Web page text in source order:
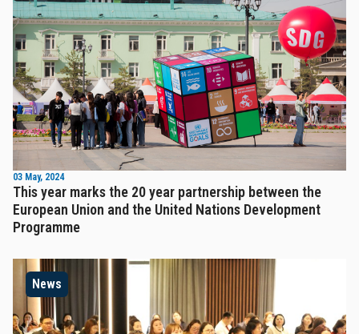
03 May, 2024
This year marks the 20 year partnership between the
European Union and the United Nations Development
Programme
News